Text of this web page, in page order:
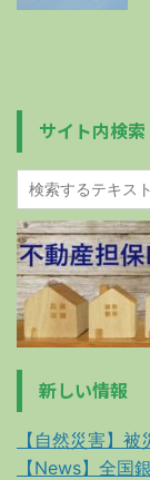
サイト内検索
新しい情報
【自然災害】
【News】全国